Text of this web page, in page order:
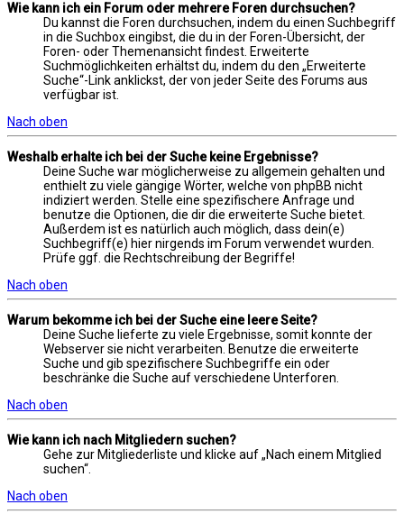
Wie kann ich ein Forum oder mehrere Foren durchsuchen?
Du kannst die Foren durchsuchen, indem du einen Suchbegriff
in die Suchbox eingibst, die du in der Foren-Übersicht, der
Foren- oder Themenansicht findest. Erweiterte
Suchmöglichkeiten erhältst du, indem du den „Erweiterte
Suche“-Link anklickst, der von jeder Seite des Forums aus
verfügbar ist.
Nach oben
Weshalb erhalte ich bei der Suche keine Ergebnisse?
Deine Suche war möglicherweise zu allgemein gehalten und
enthielt zu viele gängige Wörter, welche von phpBB nicht
indiziert werden. Stelle eine spezifischere Anfrage und
benutze die Optionen, die dir die erweiterte Suche bietet.
Außerdem ist es natürlich auch möglich, dass dein(e)
Suchbegriff(e) hier nirgends im Forum verwendet wurden.
Prüfe ggf. die Rechtschreibung der Begriffe!
Nach oben
Warum bekomme ich bei der Suche eine leere Seite?
Deine Suche lieferte zu viele Ergebnisse, somit konnte der
Webserver sie nicht verarbeiten. Benutze die erweiterte
Suche und gib spezifischere Suchbegriffe ein oder
beschränke die Suche auf verschiedene Unterforen.
Nach oben
Wie kann ich nach Mitgliedern suchen?
Gehe zur Mitgliederliste und klicke auf „Nach einem Mitglied
suchen“.
Nach oben